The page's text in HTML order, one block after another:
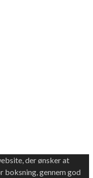
der ønsker at
boksning, gennem god